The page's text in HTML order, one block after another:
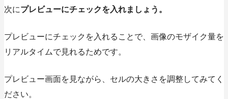
次にプレビューにチェックを入れましょう。
プレビューにチェックを入れることで、 画像のモザイク量を
リアルタイムで見れるためです。
プレビュー画面を見ながら、セルの大きさを調整してみてく
ださい。